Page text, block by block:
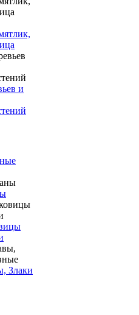
и
Злаки